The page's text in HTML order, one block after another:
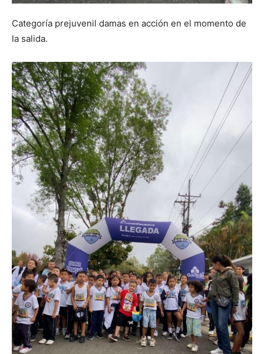
Categoría prejuvenil damas en acción en el momento de
la salida.